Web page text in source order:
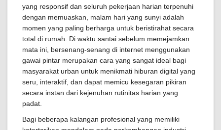
yang responsif dan seluruh pekerjaan harian terpenuhi
dengan memuaskan, malam hari yang sunyi adalah
momen yang paling berharga untuk beristirahat secara
total di rumah. Di waktu santai sebelum memejamkan
mata ini, bersenang-senang di internet menggunakan
gawai pintar merupakan cara yang sangat ideal bagi
masyarakat urban untuk menikmati hiburan digital yang
seru, interaktif, dan dapat memicu kesegaran pikiran
secara instan dari kejenuhan rutinitas harian yang
padat.
Bagi beberapa kalangan profesional yang memiliki